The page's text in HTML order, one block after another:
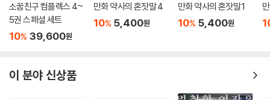
소꿉친구 컴플렉스 4~
5권 스페셜 세트
10% 39,600원
만화 약사의 혼잣말 4
10% 5,400원
만화 약사의 혼잣말 1
10% 5,400원
이 분야 신상품